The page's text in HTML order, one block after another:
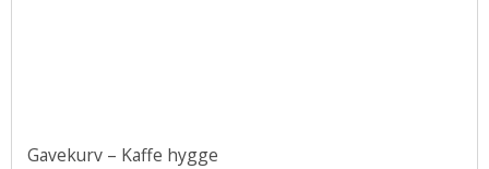
Gavekurv – Kaffe hygge